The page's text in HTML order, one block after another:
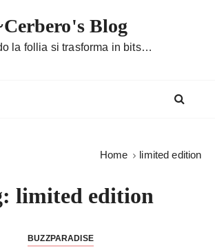
Blog
la follia si trasforma in bits…
Home limited edition
limited edition
BUZZPARADISE